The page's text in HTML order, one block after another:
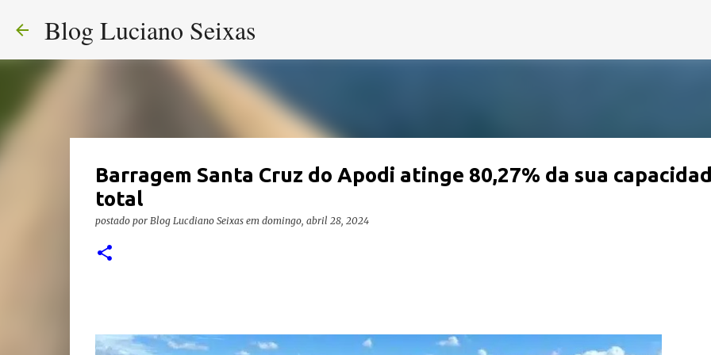
Blog Luciano Seixas
Barragem Santa Cruz do Apodi atinge 80,27% da sua
total
postado por Blog Lucdiano Seixas em domingo, abril 28, 2024